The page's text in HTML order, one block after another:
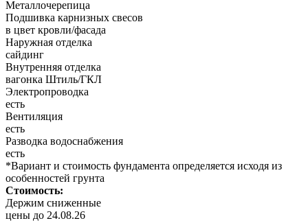
Металлочерепица
Подшивка карнизных свесов
в цвет кровли/фасада
Наружная отделка
cайдинг
Внутренняя отделка
вагонка Штиль/ГКЛ
Электропроводка
есть
Вентиляция
есть
Разводка водоснабжения
есть
*Вариант и стоимость фундамента определяется исходя из
особенностей грунта
Стоимость:
Держим сниженные
цены до 24.08.26